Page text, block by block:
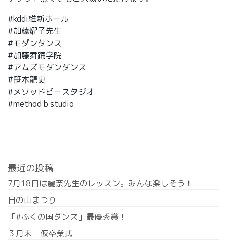
#kddi維新ホール
#加藤燿子先生
#モダンタンス
#加藤舞踊学院
#アムズモダンダンス
#笹本龍史
#メソッドビースタジオ
#method b studio
最近の投稿
7月18日は麗奈先生のレッスン。みんな楽しそう！
日の山まつり
「#ふくの国ダンス」最優秀賞！
３月末 仮卒業式